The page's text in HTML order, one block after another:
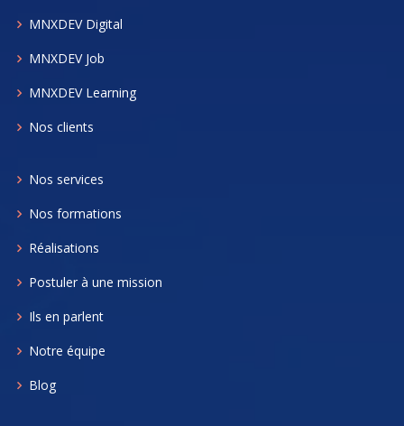
MNXDEV Digital
MNXDEV Job
MNXDEV Learning
Nos clients
Nos services
Nos formations
Réalisations
Postuler à une mission
Ils en parlent
Notre équipe
Blog